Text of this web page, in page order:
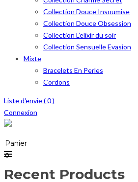
Collection Douce Insoumise
Collection Douce Obsession
Collection L’elixir du soir
Collection Sensuelle Evasion
Mixte
Bracelets En Perles
Cordons
Liste d'envie (0)
Connexion
Panier
0
Recent Products